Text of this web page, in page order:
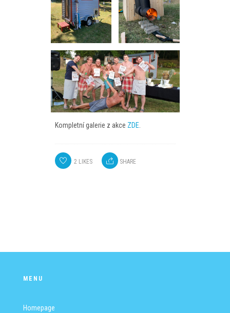
Kompletní galerie z akce ZDE.
2 LIKES SHARE
MENU
Homepage